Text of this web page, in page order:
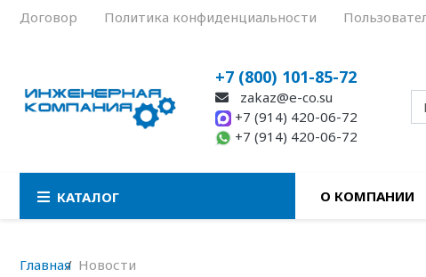
Договор Политика конфиденциальности
+7 (800) 101-85-72
zakaz@e-co.su
+7 (914) 420-06-72
+7 (914) 420-06-72
КАТАЛОГ О КОМПАНИИ
Главная Новости